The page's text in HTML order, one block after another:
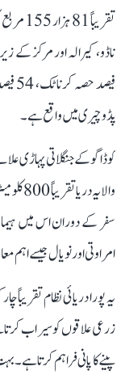
پڈوچیری میں واقع ہے۔
والا
سفر کے دوران اس میں
امراوتی اور نویال جیسے
یہ پورا دریائی نظام تقریباً
زرعی علاقوں کو سیراب
پینے کا پانی فراہم کرتا ہے۔